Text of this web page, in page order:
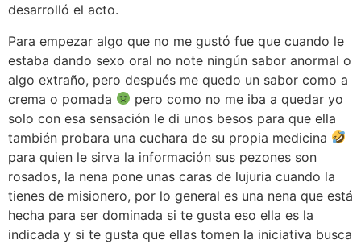
desarrolló el acto.
Para empezar algo que no me gustó fue que cuando le
estaba dando sexo oral no note ningún sabor anormal o
algo extraño, pero después me quedo un sabor como a
crema o pomada
pero como no me iba a quedar yo
solo con esa sensación le di unos besos para que ella
también probara una cuchara de su propia medicina
para quien le sirva la información sus pezones son
rosados, la nena pone unas caras de lujuria cuando la
tienes de misionero, por lo general es una nena que está
hecha para ser dominada si te gusta eso ella es la
indicada y si te gusta que ellas tomen la iniciativa busca